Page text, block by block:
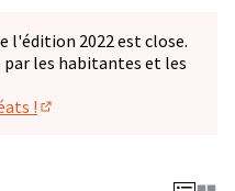
l'édition 2022 est close.
par les habitantes et les
!